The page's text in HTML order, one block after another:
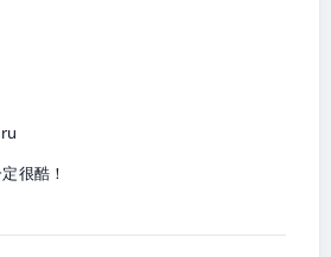
很酷！